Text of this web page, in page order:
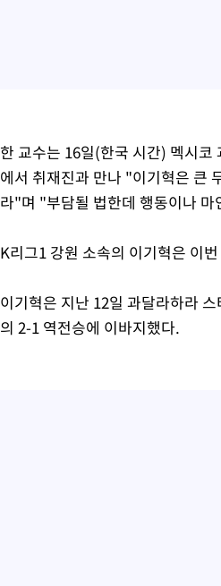
한 교수는 16일(한국 시간) 멕시코
에서 취재진과 만나 "이기혁은 큰
라"며 "부담될 법한데 행동이나
K리그1 강원 소속의 이기혁은 이
이기혁은 지난 12일 과달라하라
의 2-1 역전승에 이바지했다.